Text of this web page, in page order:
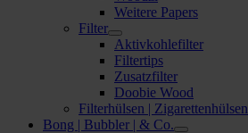
Weitere Papers
Filter
Aktivkohlefilter
Filtertips
Zusatzfilter
Doobie Wood
Filterhülsen | Zigarettenhülsen
Bong | Bubbler | & Co.